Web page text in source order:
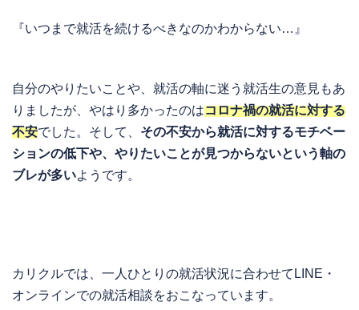
『いつまで就活を続けるべきなのかわからない…』
自分のやりたいことや、就活の軸に迷う就活生の意見もあ
りましたが、やはり多かったのはコロナ禍の就活に対する
不安でした。そして、 その不安から就活に対するモチベー
ションの低下や、やりたいことが見つからないという軸の
ブレが多いようです。
カリクルでは、一人ひとりの就活状況に合わせてLINE・
オンラインでの就活相談をおこなっています。